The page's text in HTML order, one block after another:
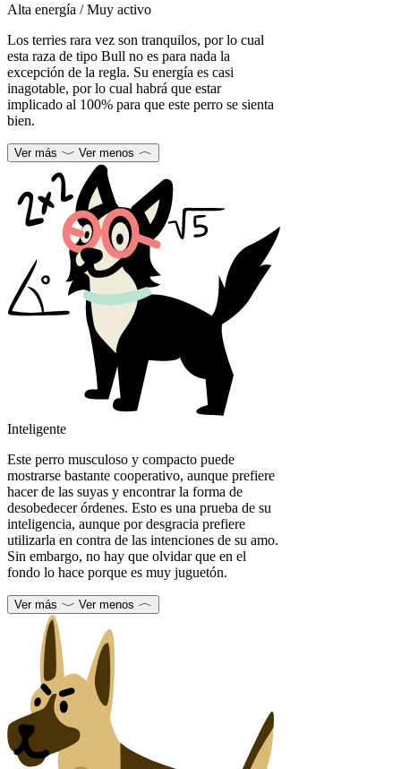
Alta energía / Muy activo
Los terries rara vez son tranquilos, por lo cual
esta raza de tipo Bull no es para nada la
excepción de la regla. Su energía es casi
inagotable, por lo cual habrá que estar
implicado al 100% para que este perro se sienta
bien.
Ver más Ver menos
Inteligente
Este perro musculoso y compacto puede
mostrarse bastante cooperativo, aunque prefiere
hacer de las suyas y encontrar la forma de
desobedecer órdenes. Esto es una prueba de su
inteligencia, aunque por desgracia prefiere
utilizarla en contra de las intenciones de su amo.
Sin embargo, no hay que olvidar que en el
fondo lo hace porque es muy juguetón.
Ver más Ver menos